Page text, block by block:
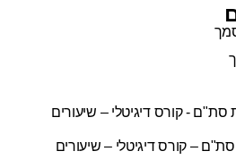
– קורס דיגיטלי – שיעורים